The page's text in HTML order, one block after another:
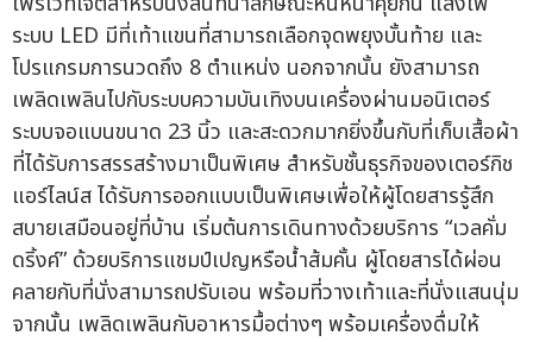
ระบบ LED มีที่เท้าแขนที่สามารถเลือกจุดพยุงบั้นท้าย และ
โปรแกรมการนวดถึง 8 ตำแหน่ง นอกจากนั้น ยังสามารถ
เพลิดเพลินไปกับระบบความบันเทิงบนเครื่องผ่านมอนิเตอร์
ระบบจอแบนขนาด 23 นิ้ว และสะดวกมากยิ่งขึ้นกับที่เก็บเสื้อผ้า
ที่ได้รับการสรรสร้างมาเป็นพิเศษ สำหรับชั้นธุรกิจของเตอร์กิช
แอร์ไลน์ส ได้รับการออกแบบเป็นพิเศษเพื่อให้ผู้โดยสารรู้สึก
สบายเสมือนอยู่ที่บ้าน เริ่มต้นการเดินทางด้วยบริการ “เวลคั่ม
ดริ้งค์” ด้วยบริการแชมป์เปญหรือน้ำส้มคั้น ผู้โดยสารได้ผ่อน
คลายกับที่นั่งสามารถปรับเอน พร้อมที่วางเท้าและที่นั่งแสนนุ่ม
จากนั้น เพลิดเพลินกับอาหารมื้อต่างๆ พร้อมเครื่องดื่มให้